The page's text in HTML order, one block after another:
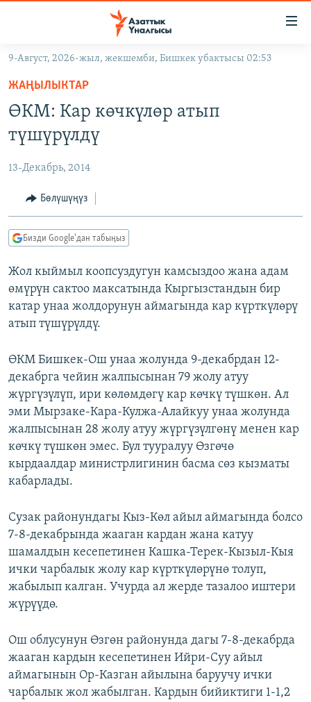
Навигацияга
өтүңүз
Издөөгө
салыңыз
ЭКОНОМИКА
МАДАНИЯТ
БОРБОР АЗИЯ
УКРАИНА
АТАЙЫН ИЛИКТӨӨ
ТВ ПРОГРАММАЛАР
ЭКСПЕРТТЕР ТАЛДАЙТ
БИЗ ЖАНА ДҮЙНӨ
ДАНИСТЕ
ЭЖЕ-СИҢДИЛЕР
ЫҢГАЙСЫЗ СУРООЛОР
ӨЗГӨЧӨ ПИКИР
Русский
ОНЛАЙН ШЕРИНЕ
ЭЕ/АРнун бардык сайттары
9-Август, 2026-жыл, жекшемби, Бишкек убактысы 02:53
ЖАҢЫЛЫКТАР
ӨКМ: Кар көчкүлөр атып
түшүрүлдү
13-Декабрь, 2014
Бөлүшүңүз
Бизди Google'дан табыңыз
Жол кыймыл коопсуздугун камсыздоо жана адам
өмүрүн сактоо максатында Кыргызстандын бир
катар унаа жолдорунун аймагында кар күрткүлөрү
атып түшүрүлдү.
ӨКМ Бишкек-Ош унаа жолунда 9-декабрдан 12-
декабрга чейин жалпысынан 79 жолу атуу
жүргүзүлүп, ири көлөмдөгү кар көчкү түшкөн. Ал
эми Мырзаке-Кара-Кулжа-Алайкуу унаа жолунда
жалпысынан 28 жолу атуу жүргүзүлгөнү менен кар
көчкү түшкөн эмес. Бул тууралуу Өзгөчө
кырдаалдар министрлигинин басма сөз кызматы
кабарлады.
Сузак районундагы Кыз-Көл айыл аймагында болсо
7-8-декабрында жааган кардан жана катуу
шамалдын кесепетинен Кашка-Терек-Кызыл-Кыя
ички чарбалык жолу кар күрткүлөрүнө толуп,
жабылып калган. Учурда ал жерде тазалоо иштери
жүрүүдө.
Ош облусунун Өзгөн районунда дагы 7-8-декабрда
жааган кардын кесепетинен Ийри-Суу айыл
аймагынын Ор-Казган айылына баруучу ички
чарбалык жол жабылган. Кардын бийиктиги 1-1,2